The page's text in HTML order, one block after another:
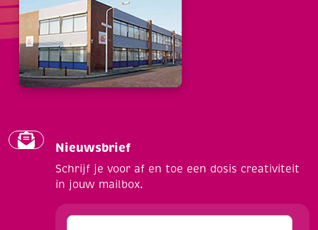
Nieuwsbrief
Schrijf je voor af en toe een dosis creativiteit
in jouw mailbox.